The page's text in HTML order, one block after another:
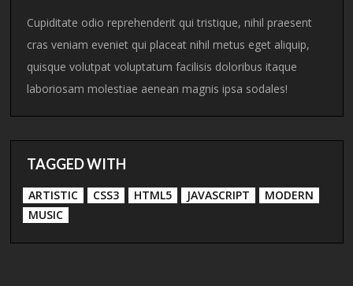
Cupiditate odio reprehenderit qui tristique, nihil praesent
cras veniam eveniet qui placeat nihil metus eget aliquip,
quisque volutpat voluptatum facilisis doloribus itaque
laboriosam molestiae aenean magnis ipsa sodales!
TAGGED WITH
ARTISTIC CSS3 HTML5 JAVASCRIPT
MODERN
MUSIC